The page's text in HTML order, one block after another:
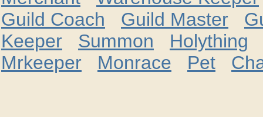
Guild Coach
Guild Master
Keeper
Summon
Holything
Mrkeeper
Monrace Pet